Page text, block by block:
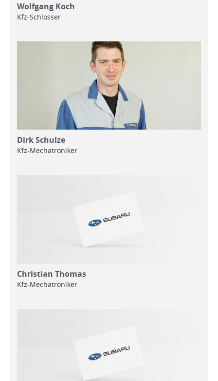
Wolfgang Koch
Kfz-Schlosser
Dirk Schulze
Kfz-Mechatroniker
Christian Thomas
Kfz-Mechatroniker